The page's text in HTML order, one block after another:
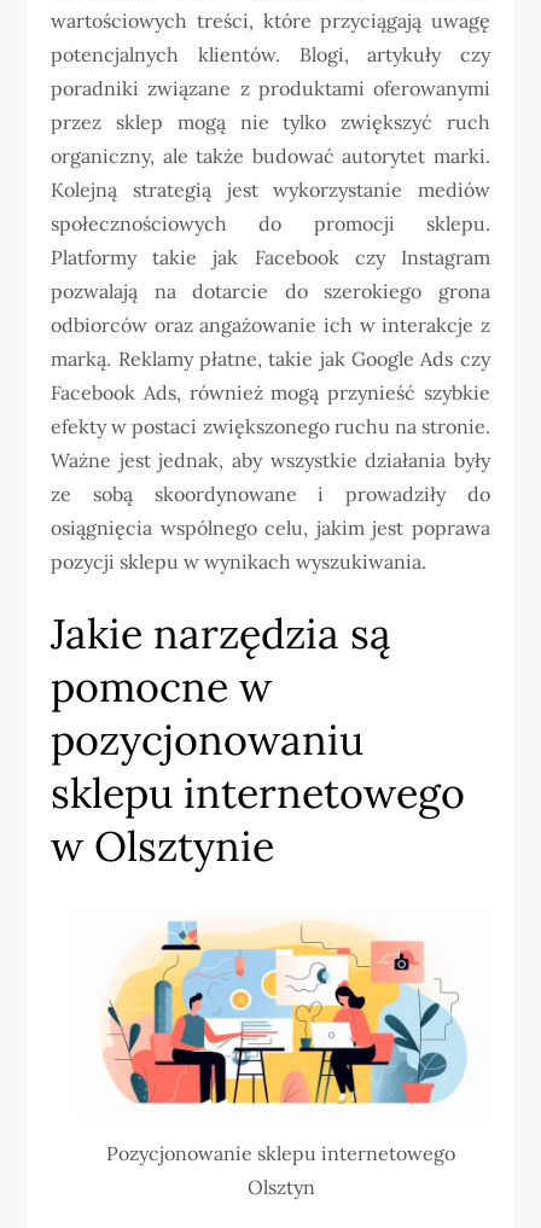
wartościowych treści, które przyciągają uwagę
potencjalnych klientów. Blogi, artykuły czy
poradniki związane z produktami oferowanymi
przez sklep mogą nie tylko zwiększyć ruch
organiczny, ale także budować autorytet marki.
Kolejną strategią jest wykorzystanie mediów
społecznościowych do promocji sklepu.
Platformy takie jak Facebook czy Instagram
pozwalają na dotarcie do szerokiego grona
odbiorców oraz angażowanie ich w interakcje z
marką. Reklamy płatne, takie jak Google Ads czy
Facebook Ads, również mogą przynieść szybkie
efekty w postaci zwiększonego ruchu na stronie.
Ważne jest jednak, aby wszystkie działania były
ze sobą skoordynowane i prowadziły do
osiągnięcia wspólnego celu, jakim jest poprawa
pozycji sklepu w wynikach wyszukiwania.
Jakie narzędzia są
pomocne w
pozycjonowaniu
sklepu internetowego
w Olsztynie
Pozycjonowanie sklepu internetowego
Olsztyn